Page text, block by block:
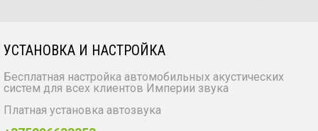
УСТАНОВКА И НАСТРОЙКА
Бесплатная настройка автомобильных акустических
систем для всех клиентов Империи звука
Платная установка автозвука